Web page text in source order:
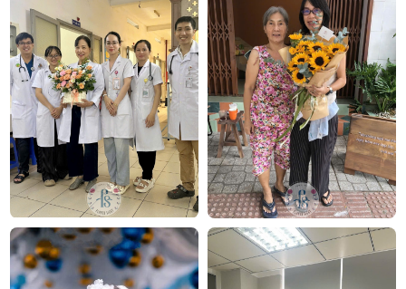
https://flowersight.com/
Đánh giá product này